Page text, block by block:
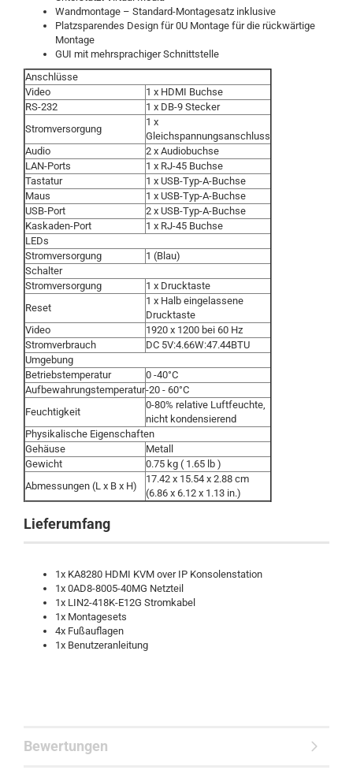
Wandmontage – Standard-Montagesatz inklusive
Platzsparendes Design für 0U Montage für die rückwärtige
Montage
GUI mit mehrsprachiger Schnittstelle
Anschlüsse
Video
1 x HDMI Buchse
RS-232
1 x DB-9 Stecker
Stromversorgung
1 x
Gleichspannungsanschluss
Audio
2 x Audiobuchse
LAN-Ports
1 x RJ-45 Buchse
Tastatur
1 x USB-Typ-A-Buchse
Maus
1 x USB-Typ-A-Buchse
USB-Port
2 x USB-Typ-A-Buchse
Kaskaden-Port
1 x RJ-45 Buchse
LEDs
Stromversorgung
1 (Blau)
Schalter
Stromversorgung
1 x Drucktaste
Reset
1 x Halb eingelassene
Drucktaste
Video
1920 x 1200 bei 60 Hz
Stromverbrauch
DC 5V:4.66W:47.44BTU
Umgebung
Betriebstemperatur
0 -40°C
Aufbewahrungstemperatur-20 - 60°C
Feuchtigkeit
0-80% relative Luftfeuchte,
nicht kondensierend
Physikalische Eigenschaften
Gehäuse
Metall
Gewicht
0.75 kg ( 1.65 lb )
Abmessungen (L x B x H)
17.42 x 15.54 x 2.88 cm
(6.86 x 6.12 x 1.13 in.)
Lieferumfang
1x KA8280 HDMI KVM over IP Konsolenstation
1x 0AD8-8005-40MG Netzteil
1x LIN2-418K-E12G Stromkabel
1x Montagesets
4x Fußauflagen
1x Benutzeranleitung
Bewertungen